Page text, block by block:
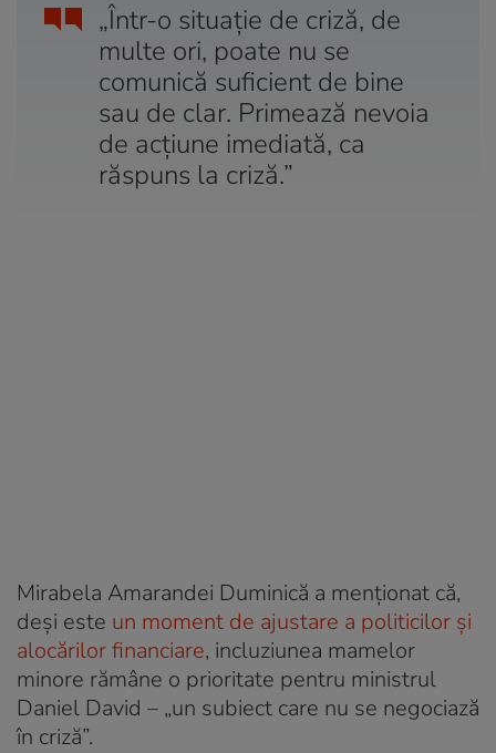
„Într-o situație de criză, de
multe ori, poate nu se
comunică suficient de bine
sau de clar. Primează nevoia
de acțiune imediată, ca
răspuns la criză.”
Mirabela Amarandei Duminică a menționat că,
deși este un moment de ajustare a politicilor și
alocărilor financiare, incluziunea mamelor
minore rămâne o prioritate pentru ministrul
Daniel David – „un subiect care nu se negociază
în criză”.